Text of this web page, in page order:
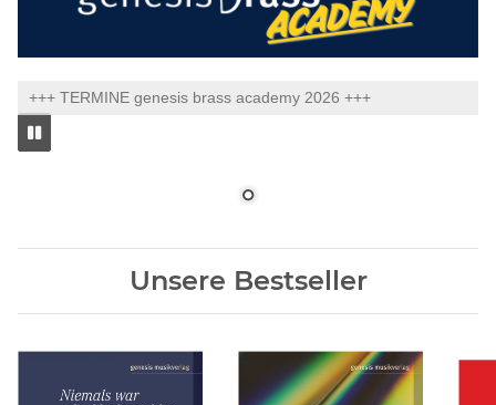
+++ TERMINE genesis brass academy 2026 +++
Unsere Bestseller